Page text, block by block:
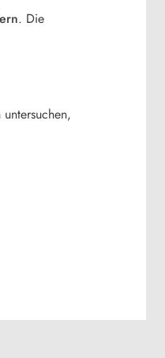
. Die